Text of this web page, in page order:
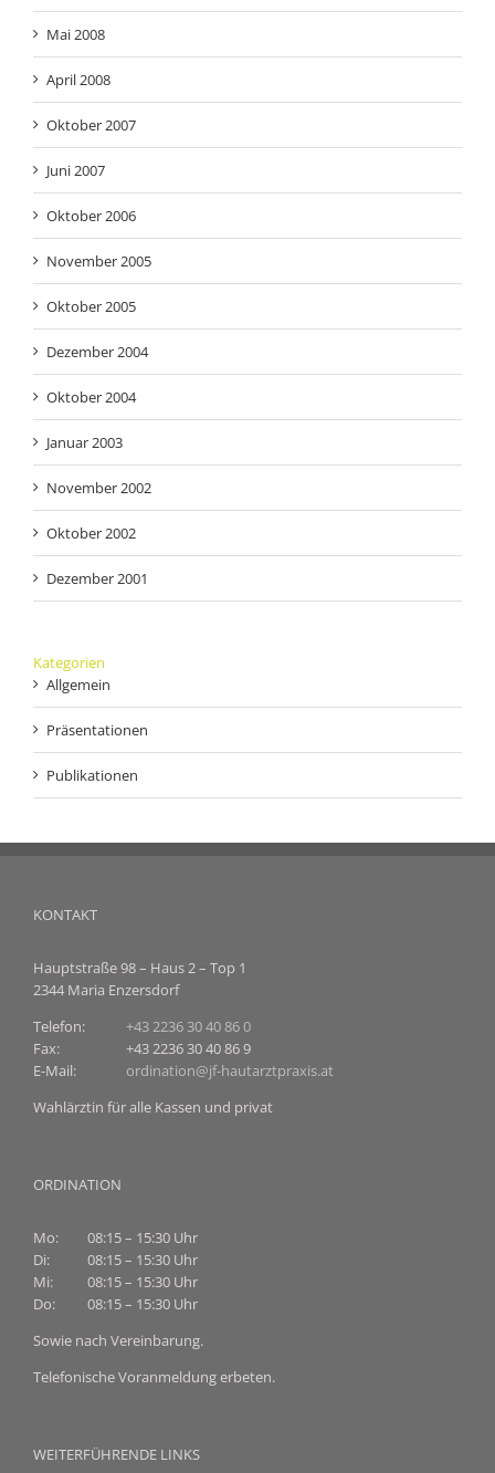
Mai 2008
April 2008
Oktober 2007
Juni 2007
Oktober 2006
November 2005
Oktober 2005
Dezember 2004
Oktober 2004
Januar 2003
November 2002
Oktober 2002
Dezember 2001
Kategorien
Allgemein
Präsentationen
Publikationen
KONTAKT
Hauptstraße 98 – Haus 2 – Top 1
2344 Maria Enzersdorf
Telefon:
Fax:
E-Mail:
+43 2236 30 40 86 0
+43 2236 30 40 86 9
ordination@jf-hautarztpraxis.at
Wahlärztin für alle Kassen und privat
ORDINATION
Mo:
Di:
Mi:
Do:
08:15 – 15:30 Uhr
08:15 – 15:30 Uhr
08:15 – 15:30 Uhr
08:15 – 15:30 Uhr
Sowie nach Vereinbarung.
Telefonische Voranmeldung erbeten.
WEITERFÜHRENDE LINKS